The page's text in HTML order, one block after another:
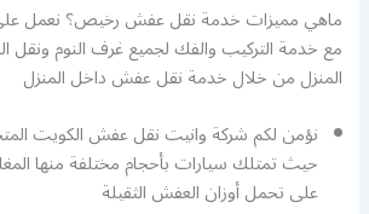
ماهي مميزات خدمة نقل عفش رخيص؟ نعمل
مع خدمة التركيب والفك لجميع غرف النوم
المنزل من خلال خدمة نقل عفش داخل المنزل
نؤمن لكم شركة وانيت نقل عفش الكويت
حيث تمتلك سيارات بأحجام مختلفة منها
على تحمل أوزان العفش الثقيلة